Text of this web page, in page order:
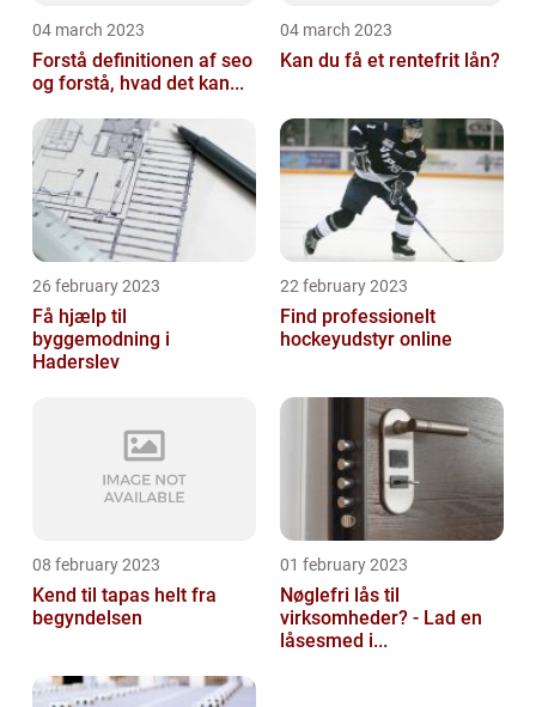
04 march 2023
Forstå definitionen af seo
og forstå, hvad det kan...
04 march 2023
Kan du få et rentefrit lån?
26 february 2023
Få hjælp til
byggemodning i
Haderslev
22 february 2023
Find professionelt
hockeyudstyr online
08 february 2023
Kend til tapas helt fra
begyndelsen
01 february 2023
Nøglefri lås til
virksomheder? - Lad en
låsesmed i...